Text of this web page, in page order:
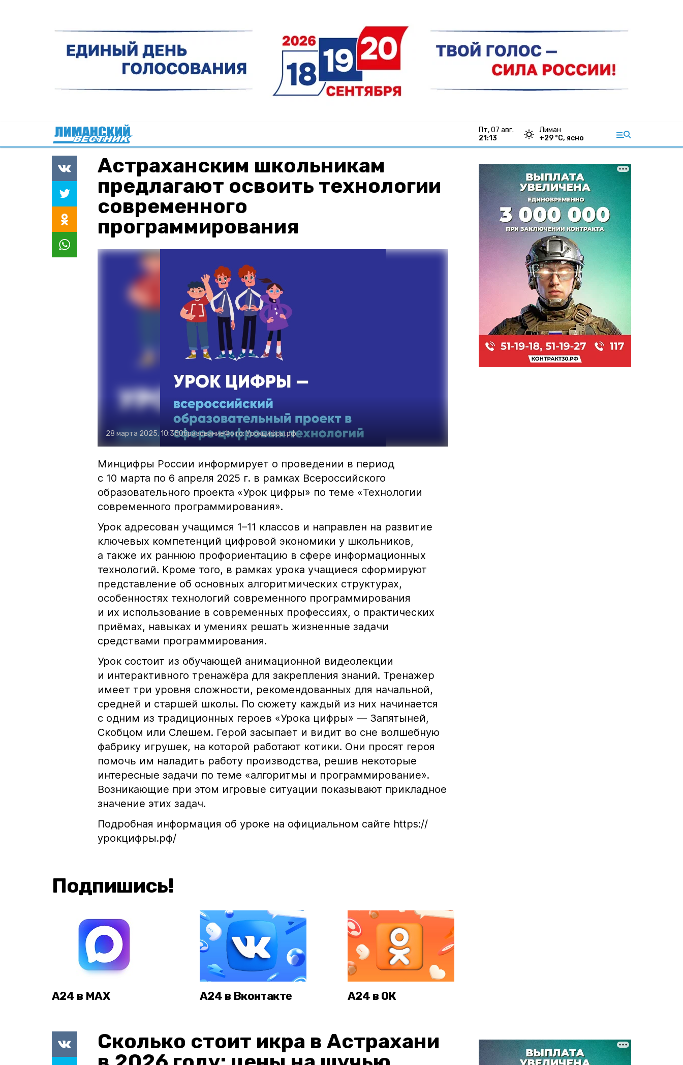
пт, 07 авг.
21:13
Лиман
+29 °С, ясно
Астраханским школьникам
предлагают освоить технологии
современного
программирования
28 марта 2025, 10:35ОбразованиеФото:Урокцифры.рф
Минцифры России информирует о проведении в период
с 10 марта по 6 апреля 2025 г. в рамках Всероссийского
образовательного проекта «Урок цифры» по теме «Технологии
современного программирования».
Урок адресован учащимся 1–11 классов и направлен на развитие
ключевых компетенций цифровой экономики у школьников,
а также их раннюю профориентацию в сфере информационных
технологий. Кроме того, в рамках урока учащиеся сформируют
представление об основных алгоритмических структурах,
особенностях технологий современного программирования
и их использование в современных профессиях, о практических
приёмах, навыках и умениях решать жизненные задачи
средствами программирования.
Урок состоит из обучающей анимационной видеолекции
и интерактивного тренажёра для закрепления знаний. Тренажер
имеет три уровня сложности, рекомендованных для начальной,
средней и старшей школы. По сюжету каждый из них начинается
с одним из традиционных героев «Урока цифры» — Запятыней,
Скобцом или Слешем. Герой засыпает и видит во сне волшебную
фабрику игрушек, на которой работают котики. Они просят героя
помочь им наладить работу производства, решив некоторые
интересные задачи по теме «алгоритмы и программирование».
Возникающие при этом игровые ситуации показывают прикладное
значение этих задач.
Подробная информация об уроке на официальном сайте https://
урокцифры.рф/
Подпишись!
А24 в MAX А24 в Вконтакте А24 в ОК
Сколько стоит икра в Астрахани